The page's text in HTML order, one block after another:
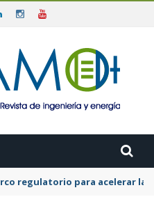
regulatorio para acelerar